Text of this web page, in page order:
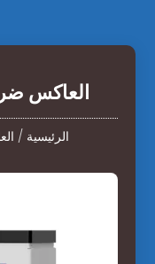
العاكس
الرئيسية /